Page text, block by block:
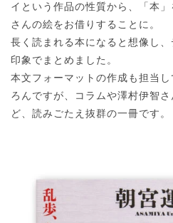
イという作品の性質から、「本
さんの絵をお借りすることに。
長く読まれる本になると想像し
印象でまとめました。
本文フォーマットの作成も担当
ろんですが、コラムや澤村伊智
ど、読みごたえ抜群の一冊です。